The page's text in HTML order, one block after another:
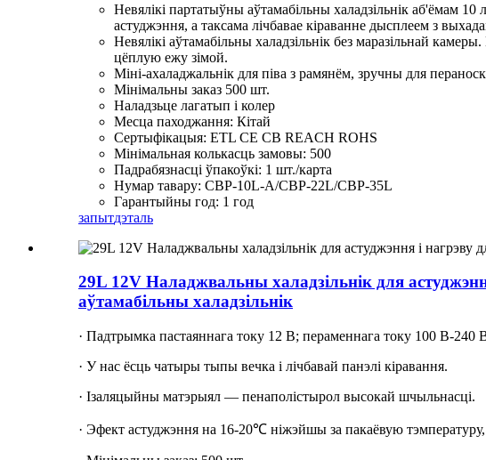
Невялікі партатыўны аўтамабільны халадзільнік аб'ёмам
астуджэння, а таксама лічбавае кіраванне дысплеем з
Невялікі аўтамабільны халадзільнік без маразільнай
цёплую ежу зімой.
Міні-ахаладжальнік для піва з рамянём, зручны для
Мінімальны заказ 500 шт.
Наладзьце лагатып і колер
Месца паходжання: Кітай
Сертыфікацыя: ETL CE CB REACH ROHS
Мінімальная колькасць замовы: 500
Падрабязнасці ўпакоўкі: 1 шт./карта
Нумар тавару: CBP-10L-A/CBP-22L/CBP-35L
Гарантыйны год: 1 год
запытдэталь
29L 12V Наладжвальны халадзільнік для
аўтамабільны халадзільнік
· Падтрымка пастаяннага току 12 В; пераменнага току 100 В-240
· У нас ёсць чатыры тыпы вечка і лічбавай панэлі кіравання.
· Ізаляцыйны матэрыял — пенаполістырол высокай шчыльнасці.
· Эфект астуджэння на 16-20℃ ніжэйшы за пакаёвую